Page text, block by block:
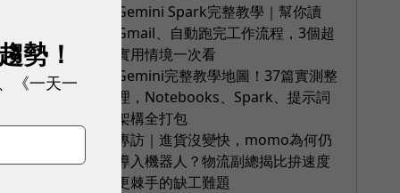
Gemini Spark完整教學｜幫你讀
Gmail、自動跑完工作流程，3個超
實用情境一次看
Gemini完整教學地圖！37篇實測整
理，Notebooks、Spark、提示詞
架構全打包
專訪｜進貨沒變快，momo為何仍
導入機器人？物流副總揭比拚速度
更棘手的缺工難題
勢！
《一天一